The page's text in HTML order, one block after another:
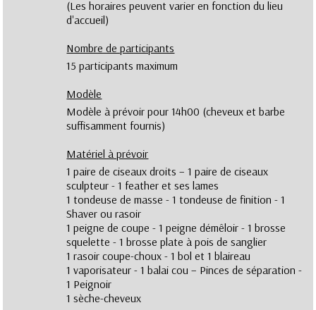
(Les horaires peuvent varier en fonction du lieu
d'accueil)
Nombre de participants
15 participants maximum
Modèle
Modèle à prévoir pour 14h00 (cheveux et barbe
suffisamment fournis)
Matériel à prévoir
1 paire de ciseaux droits – 1 paire de ciseaux
sculpteur - 1 feather et ses lames
1 tondeuse de masse - 1 tondeuse de finition - 1
Shaver ou rasoir
1 peigne de coupe - 1 peigne démêloir - 1 brosse
squelette - 1 brosse plate à pois de sanglier
1 rasoir coupe-choux - 1 bol et 1 blaireau
1 vaporisateur - 1 balai cou – Pinces de séparation -
1 Peignoir
1 sèche-cheveux